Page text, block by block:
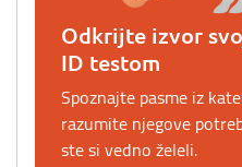
Odkrijte izvor
ID testom
Spoznajte pasme iz
razumite njegove
ste si vedno želeli.